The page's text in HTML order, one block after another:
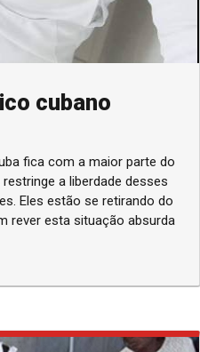
cubano
fica com a maior parte do
a liberdade desses
Eles estão se retirando do
rever esta situação absurda